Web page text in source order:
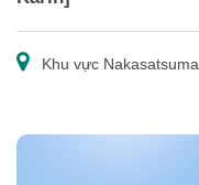
Khu vực Nakasatsuma